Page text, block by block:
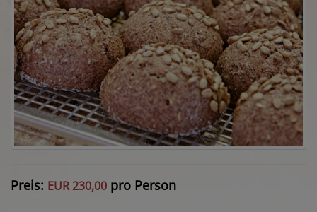
Preis: EUR 230,00 pro Person